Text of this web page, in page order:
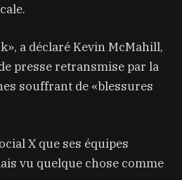
a déclaré Kevin McMahill,
presse retransmise par la
souffrant de «blessures
X que ses équipes
vu quelque chose comme